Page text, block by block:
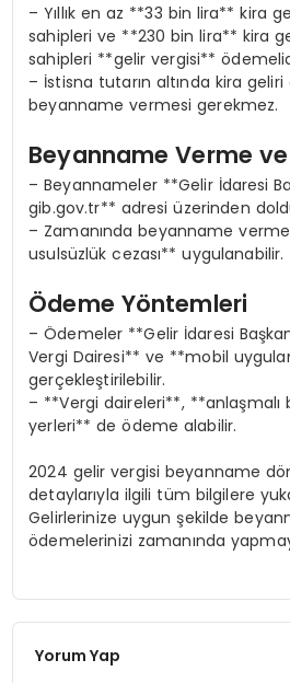
– Yıllık en az **33 bin lira** kira
sahipleri ve **230 bin lira** kira
sahipleri **gelir vergisi**
– İstisna tutarın altında kira
beyanname vermesi gerekmez.
Beyanname Verme
– Beyannameler **Gelir İdaresi
gib.gov.tr** adresi üzerinden
– Zamanında beyanname
usulsüzlük cezası** uygulanabilir.
Ödeme Yöntemleri
– Ödemeler **Gelir İdaresi
Vergi Dairesi** ve **mobil
gerçekleştirilebilir.
– **Vergi daireleri**, **anlaşmalı
yerleri** de ödeme alabilir.
2024 gelir vergisi beyanname
detaylarıyla ilgili tüm bilgilere
Gelirlerinize uygun şekilde
ödemelerinizi zamanında
Yorum Yap